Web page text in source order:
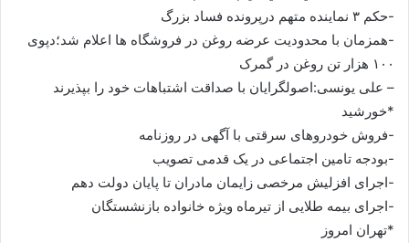
-حکم ۳ نماینده متهم درپرونده فساد بزرگ
-همزمان با محدودیت عرضه روغن در فروشگاه ها اعلام شد؛دپوی
۱۰۰ هزار تن روغن در گمرک
– علی یونسی:اصولگرایان با صداقت اشتباهات خود را بپذیرند
*خورشید
-فروش خودروهای سرقتی با آگهی در روزنامه
-بودجه تامین اجتماعی در یک قدمی تصویب
-اجرای افزلیش مرخصی زایمان مادران تا پایان دولت دهم
-اجرای بیمه طلایی از تیرماه ویژه خانواده بازنشستگان
*تهران امروز